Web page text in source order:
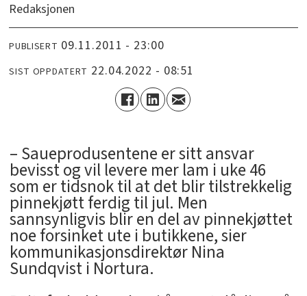
Redaksjonen
PUBLISERT 09.11.2011 - 23:00
SIST OPPDATERT 22.04.2022 - 08:51
– Saueprodusentene er sitt ansvar
bevisst og vil levere mer lam i uke 46
som er tidsnok til at det blir tilstrekkelig
pinnekjøtt ferdig til jul. Men
sannsynligvis blir en del av pinnekjøttet
noe forsinket ute i butikkene, sier
kommunikasjonsdirektør Nina
Sundqvist i Nortura.